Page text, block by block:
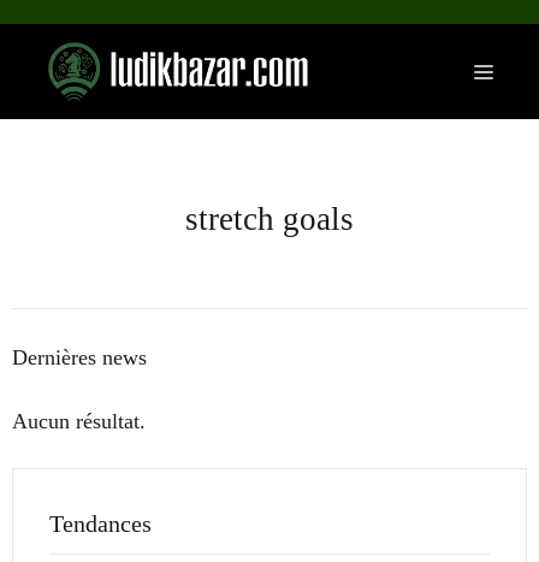
contenu
Menu
stretch goals
Dernières news
Aucun résultat.
Tendances